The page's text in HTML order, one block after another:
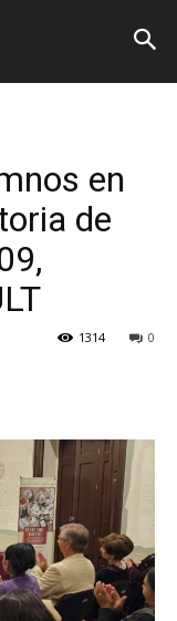
en
de
0
1314